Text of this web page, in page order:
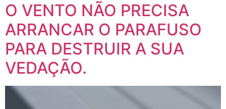
O VENTO NÃO PRECISA
ARRANCAR O PARAFUSO
PARA DESTRUIR A SUA
VEDAÇÃO.